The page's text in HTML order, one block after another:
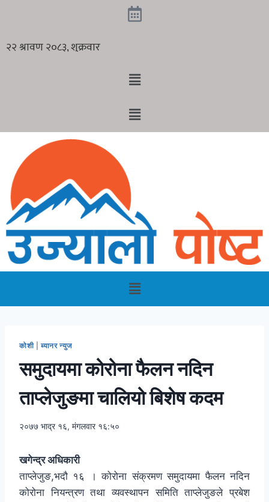
कोशी| ब्यानर न्युज
समुदायमा कोरोना फैलन नदिन
ताप्लेजुङमा चालियो बिशेष कदम
२०७७ भाद्र १६, मंगलवार १६:५०
खगेन्द्र अधिकारी
ताप्लेजुङ,भदौ १६ । कोरोना संक्रमण समुदायमा फैलन नदिन
कोरोना नियन्त्रण तथा व्यवस्थापन समिति ताप्लेजुङले प्रबेश